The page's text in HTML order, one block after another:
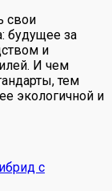
свои
будущее за
и
И чем
тем
экологичной и
с